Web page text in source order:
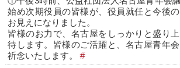
始め次期役員の皆様が、役員就任と今後
お見えになりました。
皆様のお力で、名古屋をしっかりと盛り
待します。皆様のご活躍と、名古屋青年
祈念いたします。 #